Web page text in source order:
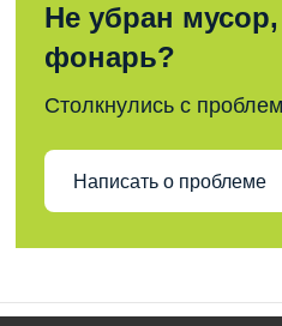
Не убран
фонарь?
Столкнулись с
Написать о проблеме